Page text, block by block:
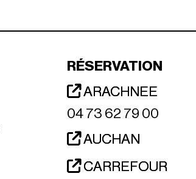
RÉSERVATION
ARACHNEE
04 73 62 79 00
AUCHAN
CARREFOUR